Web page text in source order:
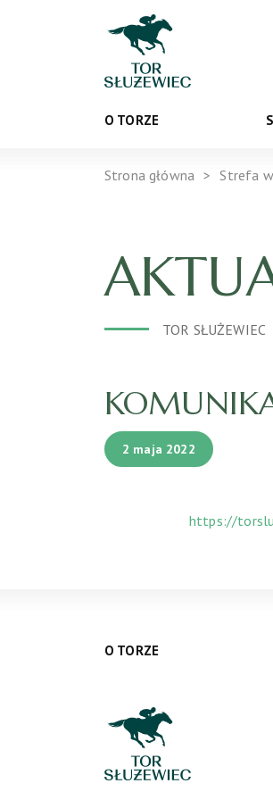
O TORZE
Strona główna Strefa
TOR SŁUŻEWIEC
2 maja 2022
https://
O TORZE